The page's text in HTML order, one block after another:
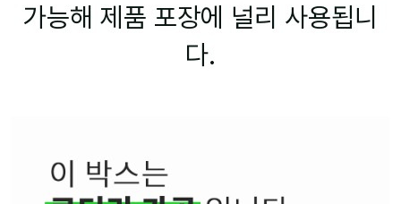
가능해 제품 포장에 널리 사용됩니
다.